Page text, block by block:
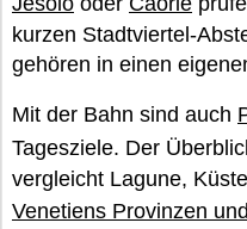
kurzen Stadtviertel-
gehören in einen
Mit der Bahn sind auch
Tagesziele. Der
vergleicht Lagune,
Venetiens Provinzen